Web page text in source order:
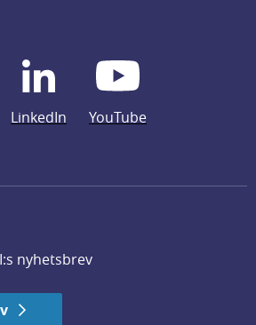
LinkedIn
YouTube
nyhetsbrev